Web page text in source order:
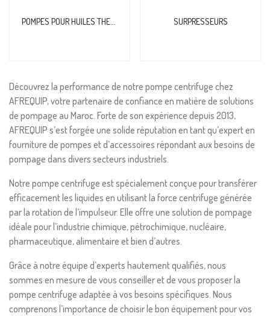
SURPRESSEURS
Découvrez la performance de notre pompe centrifuge chez
AFREQUIP, votre partenaire de confiance en matière de solutions
de pompage au Maroc. Forte de son expérience depuis 2013,
AFREQUIP s’est forgée une solide réputation en tant qu’expert en
fourniture de pompes et d’accessoires répondant aux besoins de
pompage dans divers secteurs industriels.
Notre pompe centrifuge est spécialement conçue pour transférer
efficacement les liquides en utilisant la force centrifuge générée
par la rotation de l’impulseur. Elle offre une solution de pompage
idéale pour l’industrie chimique, pétrochimique, nucléaire,
pharmaceutique, alimentaire et bien d’autres.
Grâce à notre équipe d’experts hautement qualifiés, nous
sommes en mesure de vous conseiller et de vous proposer la
pompe centrifuge adaptée à vos besoins spécifiques. Nous
comprenons l’importance de choisir le bon équipement pour vos